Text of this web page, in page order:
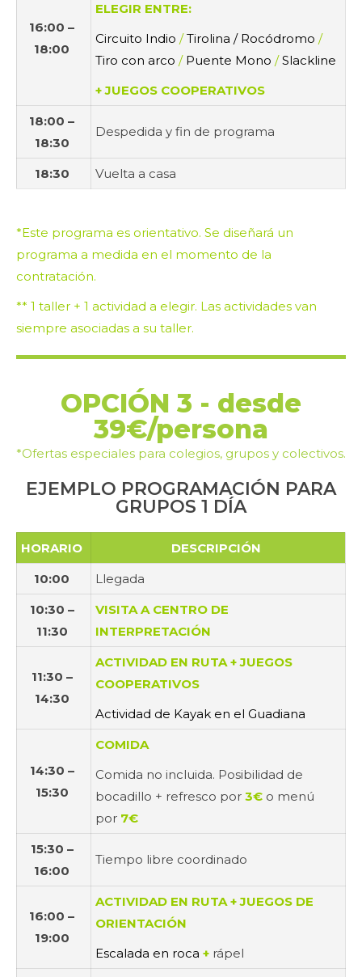
16:00 –
18:00
ELEGIR ENTRE:
Circuito Indio /Tirolina / Rocódromo /
Tiro con arco /Puente Mono /Slackline
+ JUEGOS COOPERATIVOS
18:00 –
18:30
Despedida y fin de programa
18:30 Vuelta a casa
*Este programa es orientativo. Se diseñará un
programa a medida en el momento de la
contratación.
** 1 taller + 1 actividad a elegir. Las actividades van
siempre asociadas a su taller.
OPCIÓN 3 - desde
39€/persona
*Ofertas especiales para colegios, grupos y colectivos.
EJEMPLO PROGRAMACIÓN PARA
GRUPOS 1 DÍA
HORARIO
DESCRIPCIÓN
10:00
Llegada
10:30 –
11:30
VISITA A CENTRO DE
INTERPRETACIÓN
11:30 –
14:30
ACTIVIDAD EN RUTA + JUEGOS
COOPERATIVOS
Actividad de Kayak en el Guadiana
14:30 –
15:30
COMIDA
Comida no incluida. Posibilidad de
bocadillo + refresco por 3€ o menú
por 7€
15:30 –
16:00
Tiempo libre coordinado
16:00 –
19:00
ACTIVIDAD EN RUTA + JUEGOS DE
ORIENTACIÓN
Escalada en roca + rápel